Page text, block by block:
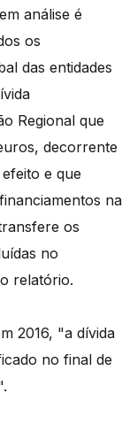
análise é
os
das entidades
Regional que
decorrente
e que
na
os
no
relatório.
2016, "a dívida
no final de